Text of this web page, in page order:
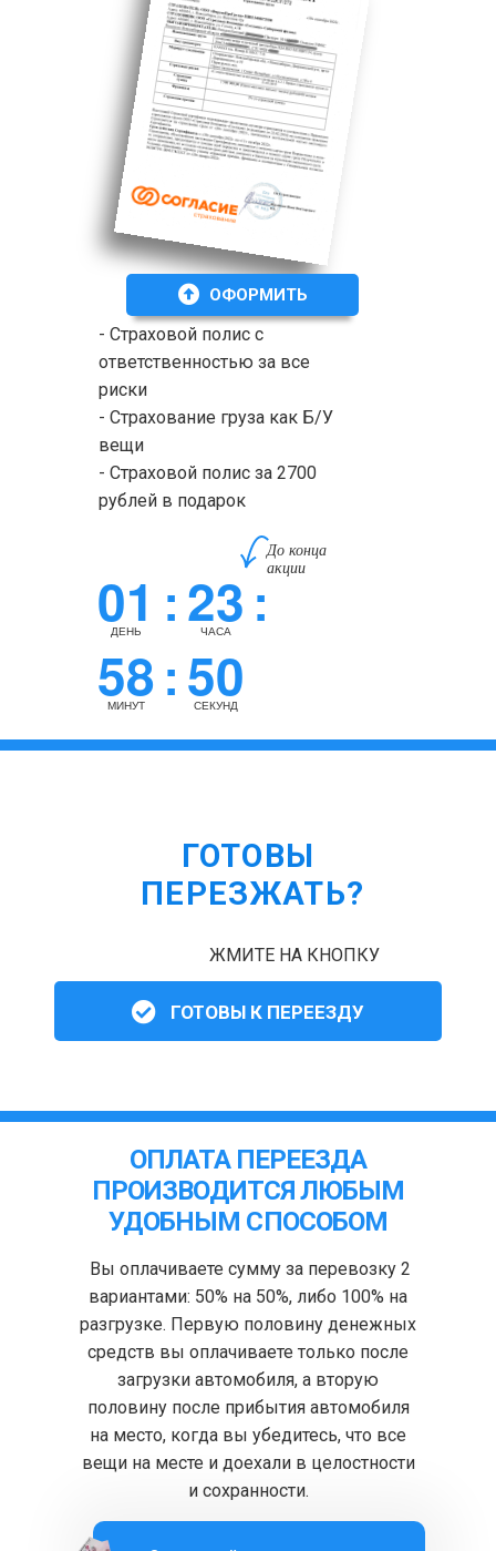
- Страховой полис с
ответственностью за все
риски
- Страхование груза как Б/У
вещи
- Страховой полис за 2700
рублей в подарок
ОФОРМИТЬ
До конца
акции
01:
ДЕНЬ 23:
ЧАСА
58:
МИНУТ 49
СЕКУНД
ГОТОВЫ
ПЕРЕЗЖАТЬ?
ЖМИТЕ НА КНОПКУ
ГОТОВЫ К ПЕРЕЕЗДУ
ОПЛАТА ПЕРЕЕЗДА
ПРОИЗВОДИТСЯ ЛЮБЫМ
УДОБНЫМ СПОСОБОМ
Вы оплачиваете сумму за перевозку 2
вариантами: 50% на 50%, либо 100% на
разгрузке. Первую половину денежных
средств вы оплачиваете только после
загрузки автомобиля, а вторую
половину после прибытия автомобиля
на место, когда вы убедитесь, что все
вещи на месте и доехали в целостности
и сохранности.